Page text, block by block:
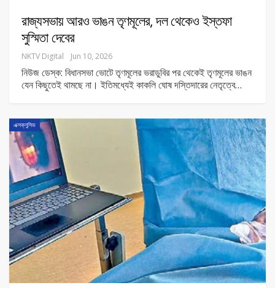
রাজ্যসভায় আরও ভাঙন তৃণমূলের, দল থেকেও ইস্তফা
সুস্মিতা দেবের
NKTV Digital Jun 10, 2026
নিউজ ডেস্ক: বিধানসভা ভোটে তৃণমূলের ভরাডুবির পর থেকেই তৃণমূলের ভাঙন
যেন কিছুতেই থামছে না। ইতিমধ্যেই কাকলি ঘোষ দস্তিদারের নেতৃত্বে…
এক্সক্লুসিভ